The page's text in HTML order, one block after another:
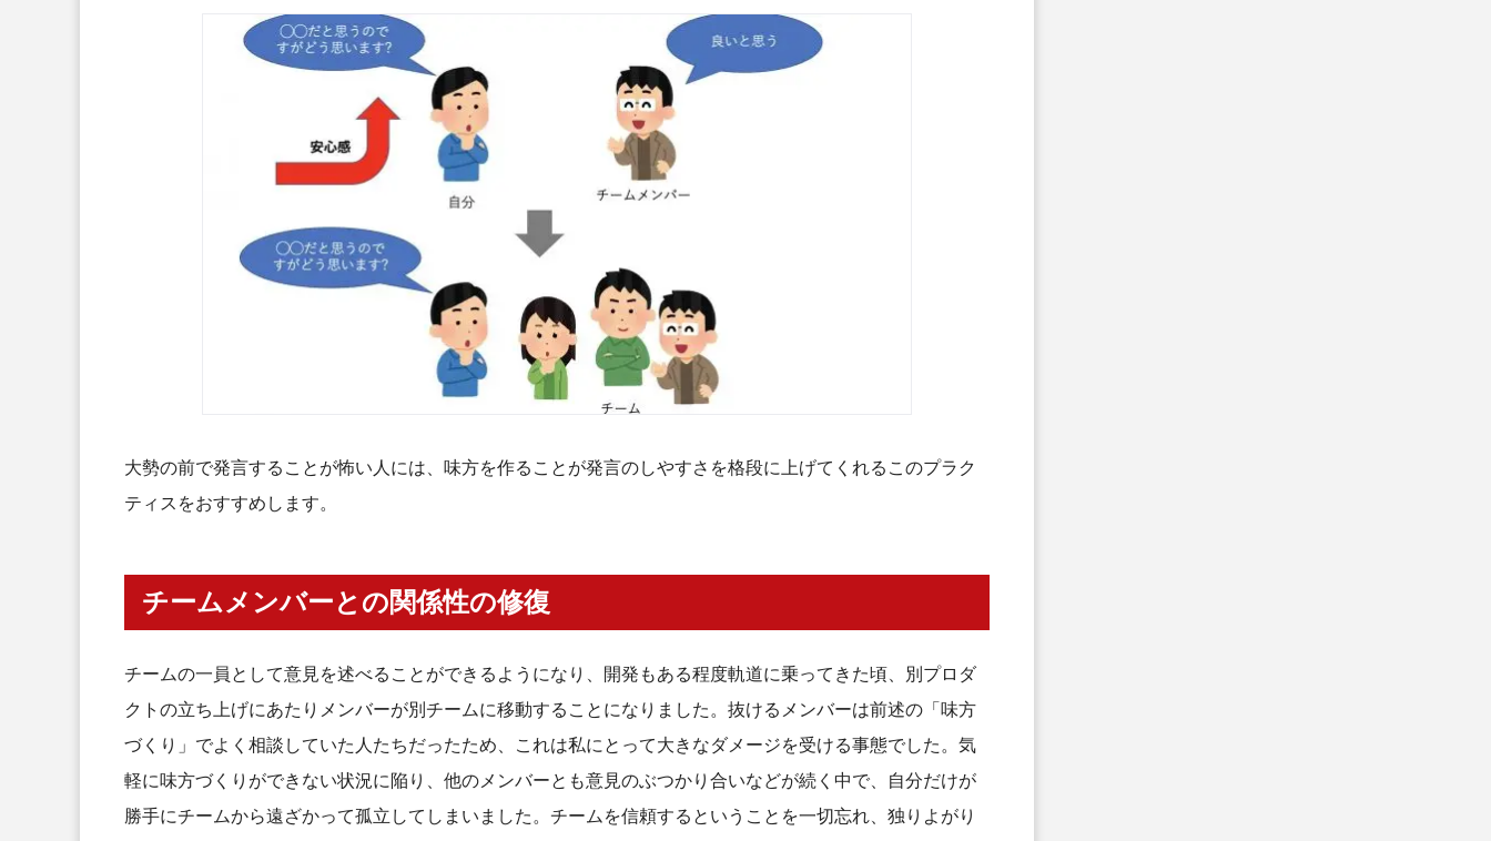
大勢の前で発言することが怖い人には、味方を作ることが発言のしやすさを格段に上げてくれるこのプラク
ティスをおすすめします。
チームメンバーとの関係性の修復
チームの一員として意見を述べることができるようになり、開発もある程度軌道に乗ってきた頃、別プロダ
クトの立ち上げにあたりメンバーが別チームに移動することになりました。抜けるメンバーは前述の「味方
づくり」でよく相談していた人たちだったため、これは私にとって大きなダメージを受ける事態でした。気
軽に味方づくりができない状況に陥り、他のメンバーとも意見のぶつかり合いなどが続く中で、自分だけが
勝手にチームから遠ざかって孤立してしまいました。チームを信頼するということを一切忘れ、独りよがり